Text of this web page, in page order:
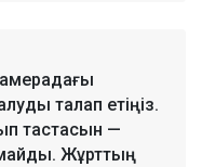
талап етіңіз.
тастасын —
Жұрттың